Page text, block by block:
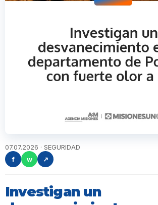
07.07.2026 · SEGURIDAD
f
w ↗
Investigan un